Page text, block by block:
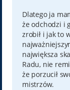
Dlatego ja
że odchodzi i
zrobił i jak to
największa
Radu, nie
że porzucił
mistrzów.